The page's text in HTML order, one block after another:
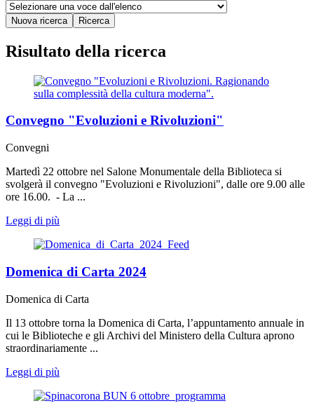
Risultato della ricerca
Convegno "Evoluzioni e Rivoluzioni"
Convegni
Martedì 22 ottobre nel Salone Monumentale della Biblioteca si
svolgerà il convegno "Evoluzioni e Rivoluzioni", dalle ore 9.00 alle
ore 16.00. - La ...
Leggi di più
Domenica di Carta 2024
Domenica di Carta
Il 13 ottobre torna la Domenica di Carta, l’appuntamento annuale in
cui le Biblioteche e gli Archivi del Ministero della Cultura aprono
straordinariamente ...
Leggi di più